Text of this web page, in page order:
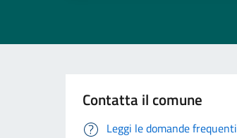
Contatta il comune
Leggi le domande frequenti